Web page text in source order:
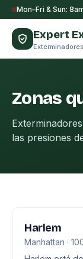
Saltar al
Mon–Fri & Sun:
Expert
Zonas
las presiones
Harlem
Manhattan ·